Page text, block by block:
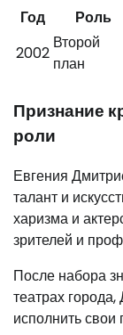
Год
Роль
2002
Второй
план
Признание
роли
Евгения
талант и
харизма и
зрителей и
После набора
театрах
исполнить